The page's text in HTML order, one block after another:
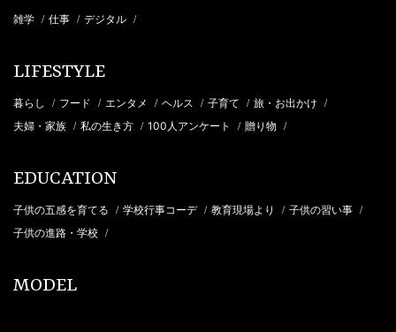
雑学 / 仕事 / デジタル /
LIFESTYLE
暮らし / フード / エンタメ / ヘルス / 子育て / 旅・お出かけ /
夫婦・家族 / 私の生き方 / 100人アンケート / 贈り物 /
EDUCATION
子供の五感を育てる / 学校行事コーデ / 教育現場より / 子供の習い事 /
子供の進路・学校 /
MODEL